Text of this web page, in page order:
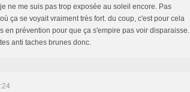
ne me suis pas trop exposée au soleil encore. Pas
ça se voyait vraiment très fort. du coup, c'est pour cela
en prévention pour que ça s'empire pas voir disparaisse.
anti taches brunes donc.